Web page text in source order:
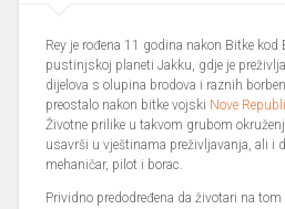
Rey je rođena 11 godina nakon Bitke kod
pustinjskoj planeti Jakku, gdje je
dijelova s olupina brodova i raznih
preostalo nakon bitke vojski Nove
Životne prilike u takvom grubom
usavrši u vještinama preživljavanja, ali i
mehaničar, pilot i borac.
Prividno predodređena da životari na